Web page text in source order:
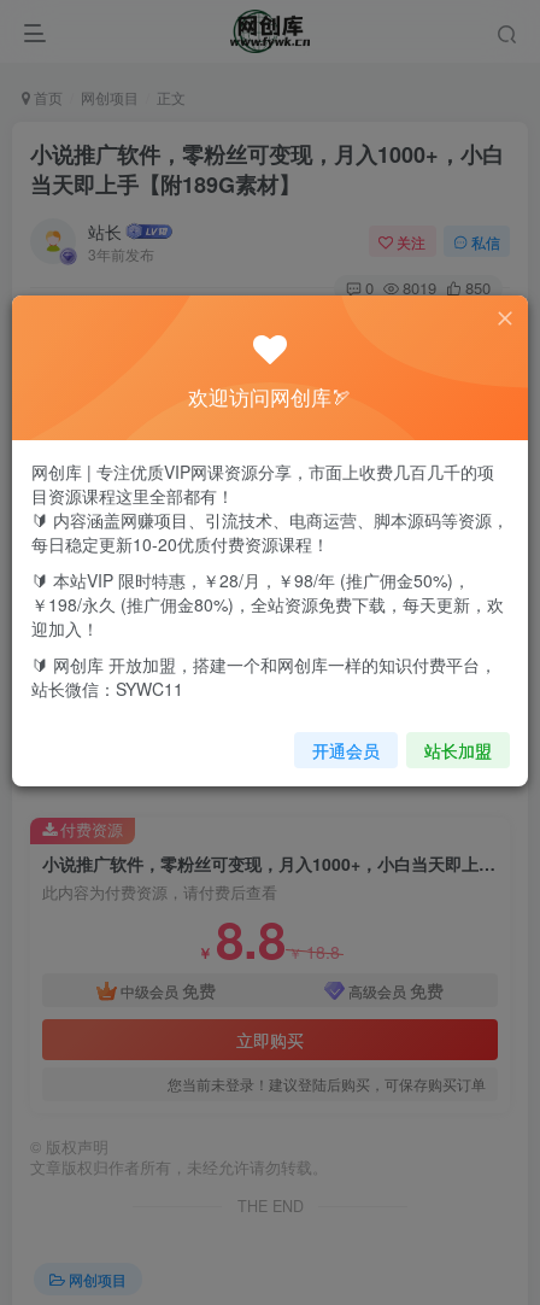
首页 网创项目 正文
小说推广软件，零粉丝可变现，月入1000+，小白
当天即上手【附189G素材】
站长
3年前发布
关注 私信
0 8019 850
我们通过爱推邦平台APP来发布小说推文赚取平台佣金，该
项目优势1.小说推文暂时还处于蓝海阶段，抖音上防显供小
于求2.不用拍摄出镜、不用直播、只需混剪3一台手机就可以
搞定，不需要耗费太多时间4.不需要生产内容全文，简单配
音即可5.发布视频就可以产生收益，真正0门槛6.对小白非常
友好，入门难度远低于其他短视频等项目7.只要足够耐心，
不断去优化视频、素材、选文，积累实战经验都能拿到成果
小说推广软件，零粉丝可变现，月入1000+，小白当天即上手【附189G素材】
此内容为付费资源，请付费后查看
￥ 8.8￥18.8
中级会员 免费 高级会员 免费
立即购买
您当前未登录！建议登陆后购买，可保存购买订单
付费资源
© 版权声明
文章版权归作者所有，未经允许请勿转载。
THE END
网创项目
欢迎访问网创库🏹
网创库 | 专注优质VIP网课资源分享，市面上收费几百几千的项
目资源课程这里全部都有！
🔰 内容涵盖网赚项目、引流技术、电商运营、脚本源码等资源，
每日稳定更新10-20优质付费资源课程！
🔰 本站VIP 限时特惠，￥28/月，￥98/年 (推广佣金50%)，
￥198/永久 (推广佣金80%)，全站资源免费下载，每天更新，欢
迎加入！
🔰 网创库 开放加盟，搭建一个和网创库一样的知识付费平台，
站长微信：SYWC11
开通会员 站长加盟